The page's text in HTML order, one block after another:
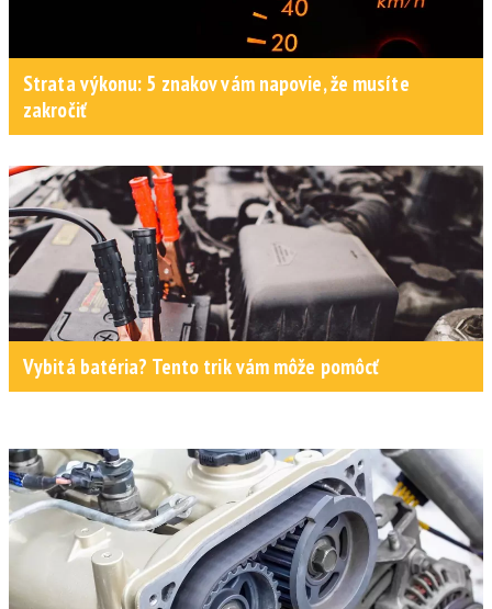
Strata výkonu: 5 znakov vám napovie, že musíte
zakročiť
Vybitá batéria? Tento trik vám môže pomôcť